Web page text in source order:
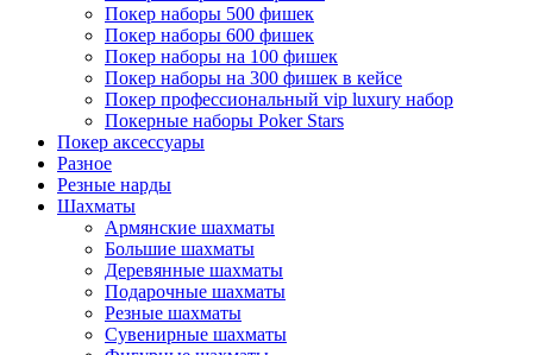
Покер наборы 500 фишек
Покер наборы 600 фишек
Покер наборы на 100 фишек
Покер наборы на 300 фишек в кейсе
Покер профессиональный vip luxury набор
Покерные наборы Poker Stars
Покер аксессуары
Разное
Резные нарды
Шахматы
Армянские шахматы
Большие шахматы
Деревянные шахматы
Подарочные шахматы
Резные шахматы
Сувенирные шахматы